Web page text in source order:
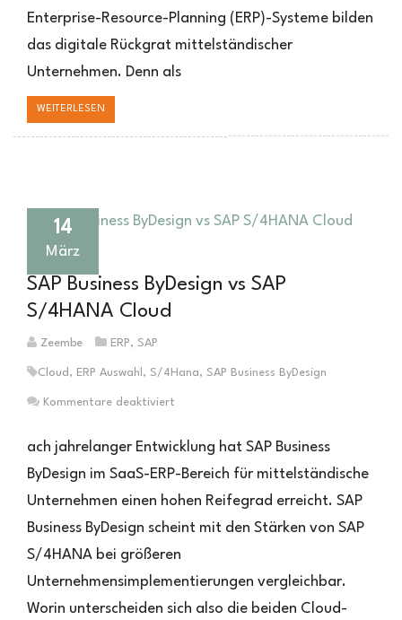
ERP-
im
Mittelstand:
Enterprise-Resource-Planning (ERP)-Systeme bilden
das digitale Rückgrat mittelständischer
Unternehmen. Denn als
WEITERLESEN
14
März
SAP Business ByDesign vs SAP
S/4HANA Cloud
Zeembe ERP, SAP
Cloud , ERP Auswahl , S/4Hana, SAP Business ByDesign
Kommentare deaktiviert
Business
vs
SAP
S/4HANA
ach jahrelanger Entwicklung hat SAP Business
ByDesign im SaaS-ERP-Bereich für mittelständische
Unternehmen einen hohen Reifegrad erreicht. SAP
Business ByDesign scheint mit den Stärken von SAP
S/4HANA bei größeren
Unternehmensimplementierungen vergleichbar.
Worin unterscheiden sich also die beiden Cloud-